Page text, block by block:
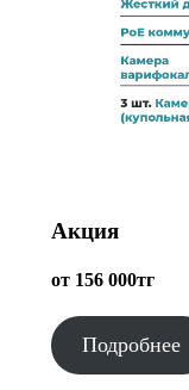
Акция
от 156 000тг
Подробнее